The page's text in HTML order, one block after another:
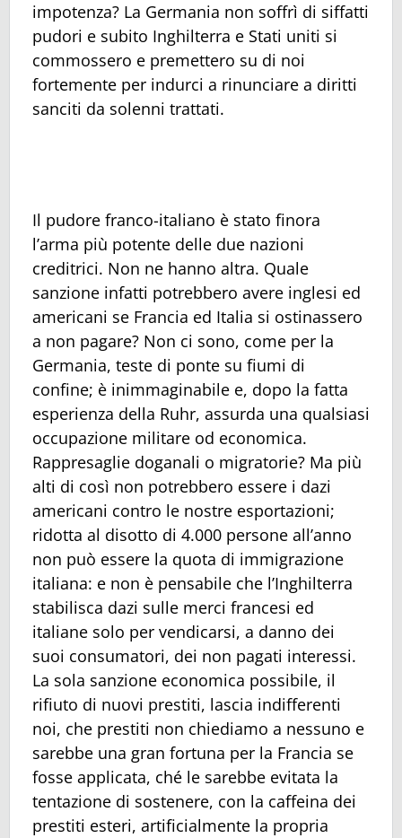
impotenza? La Germania non soffrì di siffatti
pudori e subito Inghilterra e Stati uniti si
commossero e premettero su di noi
fortemente per indurci a rinunciare a diritti
sanciti da solenni trattati.
Il pudore franco-italiano è stato finora
l’arma più potente delle due nazioni
creditrici. Non ne hanno altra. Quale
sanzione infatti potrebbero avere inglesi ed
americani se Francia ed Italia si ostinassero
a non pagare? Non ci sono, come per la
Germania, teste di ponte su fiumi di
confine; è inimmaginabile e, dopo la fatta
esperienza della Ruhr, assurda una qualsiasi
occupazione militare od economica.
Rappresaglie doganali o migratorie? Ma più
alti di così non potrebbero essere i dazi
americani contro le nostre esportazioni;
ridotta al disotto di 4.000 persone all’anno
non può essere la quota di immigrazione
italiana: e non è pensabile che l’Inghilterra
stabilisca dazi sulle merci francesi ed
italiane solo per vendicarsi, a danno dei
suoi consumatori, dei non pagati interessi.
La sola sanzione economica possibile, il
rifiuto di nuovi prestiti, lascia indifferenti
noi, che prestiti non chiediamo a nessuno e
sarebbe una gran fortuna per la Francia se
fosse applicata, ché le sarebbe evitata la
tentazione di sostenere, con la caffeina dei
prestiti esteri, artificialmente la propria